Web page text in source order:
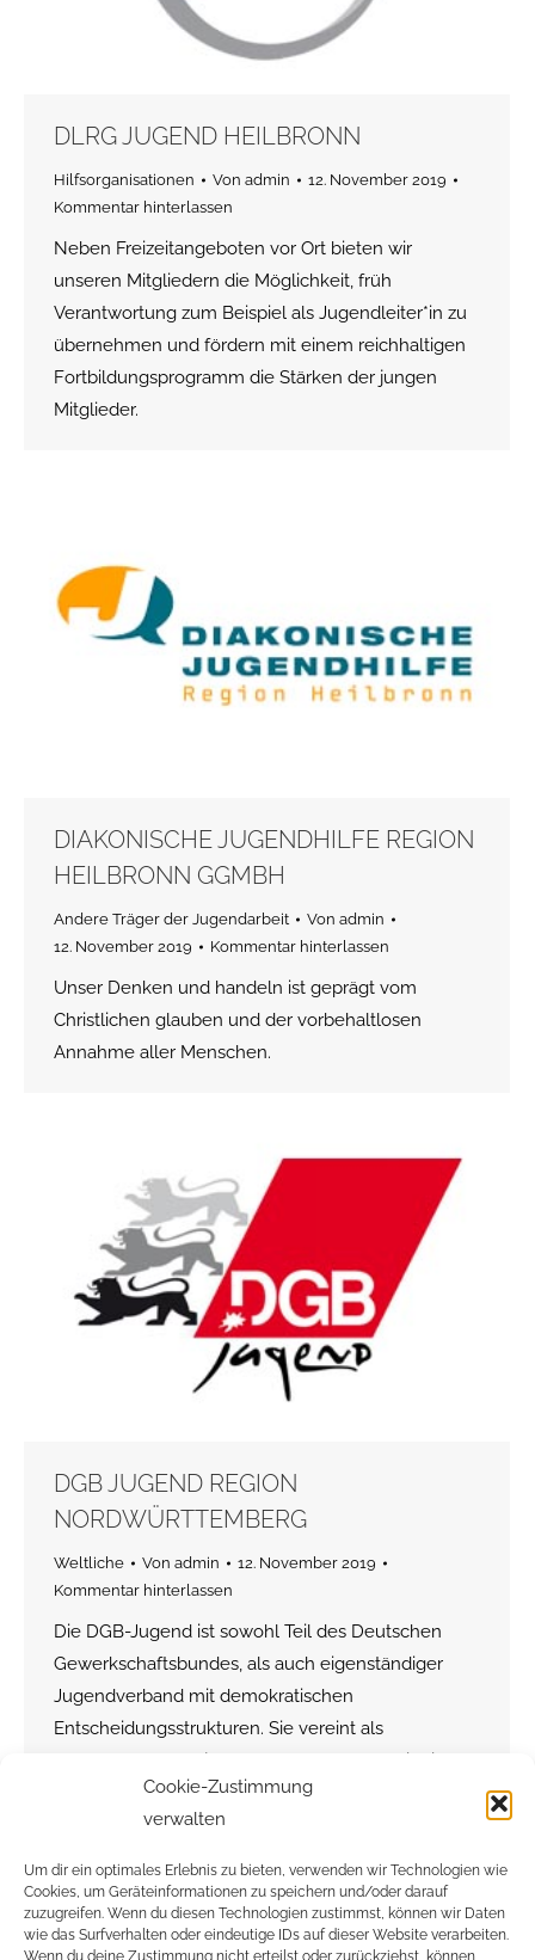
Cookie-Zustimmung
verwalten
Um dir ein optimales Erlebnis zu bieten, verwenden wir Technologien wie
Cookies, um Geräteinformationen zu speichern und/oder darauf
zuzugreifen. Wenn du diesen Technologien zustimmst, können wir Daten
wie das Surfverhalten oder eindeutige IDs auf dieser Website verarbeiten.
Wenn du deine Zustimmung nicht erteilst oder zurückziehst, können
DLRG JUGEND HEILBRONN
Hilfsorganisationen Von admin
12. November 2019
Kommentar hinterlassen
Neben Freizeitangeboten vor Ort bieten wir
unseren Mitgliedern die Möglichkeit, früh
Verantwortung zum Beispiel als Jugendleiter*in zu
übernehmen und fördern mit einem reichhaltigen
Fortbildungsprogramm die Stärken der jungen
Mitglieder.
DIAKONISCHE JUGENDHILFE REGION
HEILBRONN GGMBH
Andere Träger der Jugendarbeit Von admin
12. November 2019
Kommentar hinterlassen
Unser Denken und handeln ist geprägt vom
Christlichen glauben und der vorbehaltlosen
Annahme aller Menschen.
DGB JUGEND REGION
NORDWÜRTTEMBERG
Weltliche Von admin
12. November 2019
Kommentar hinterlassen
Die DGB-Jugend ist sowohl Teil des Deutschen
Gewerkschaftsbundes, als auch eigenständiger
Jugendverband mit demokratischen
Entscheidungsstrukturen. Sie vereint als
bis zum Alter von 27 Jahren der acht DGB-
Gewerkschaften
← 1 … 8 9 10 11 12 →